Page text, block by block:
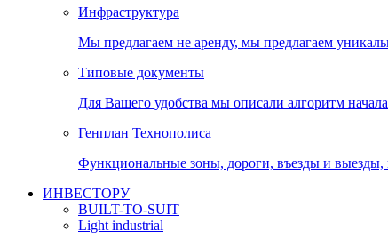
Инфраструктура
Мы предлагаем не аренду, мы предлагаем
Типовые документы
Для Вашего удобства мы описали алгоритм
Генплан Технополиса
Функциональные зоны, дороги, въезды и выезды,
ИНВЕСТОРУ
BUILT-TO-SUIT
Light industrial